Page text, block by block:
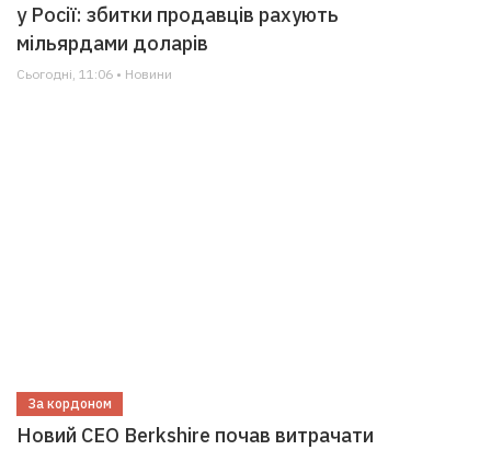
у Росії: збитки продавців рахують
мільярдами доларів
Сьогодні, 11:06 • Новини
За кордоном
Новий CEO Berkshire почав витрачати